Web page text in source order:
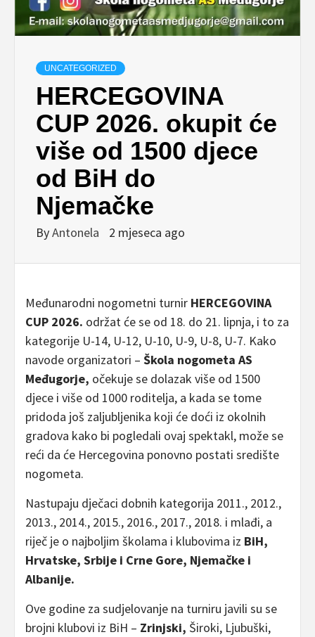
UNCATEGORIZED
HERCEGOVINA
CUP 2026. okupit će
više od 1500 djece
od BiH do
Njemačke
ByAntonela 2 mjeseca ago
Međunarodni nogometni turnir HERCEGOVINA
CUP 2026. održat će se od 18. do 21. lipnja, i to za
kategorije U-14, U-12, U-10, U-9, U-8, U-7. Kako
navode organizatori – Škola nogometa AS
Međugorje, očekuje se dolazak više od 1500
djece i više od 1000 roditelja, a kada se tome
pridoda još zaljubljenika koji će doći iz okolnih
gradova kako bi pogledali ovaj spektakl, može se
reći da će Hercegovina ponovno postati središte
nogometa.
Nastupaju dječaci dobnih kategorija 2011., 2012.,
2013., 2014., 2015., 2016., 2017., 2018. i mlađi, a
riječ je o najboljim školama i klubovima iz BiH,
Hrvatske, Srbije i Crne Gore, Njemačke i
Albanije.
Ove godine za sudjelovanje na turniru javili su se
brojni klubovi iz BiH – Zrinjski, Široki, Ljubuški,